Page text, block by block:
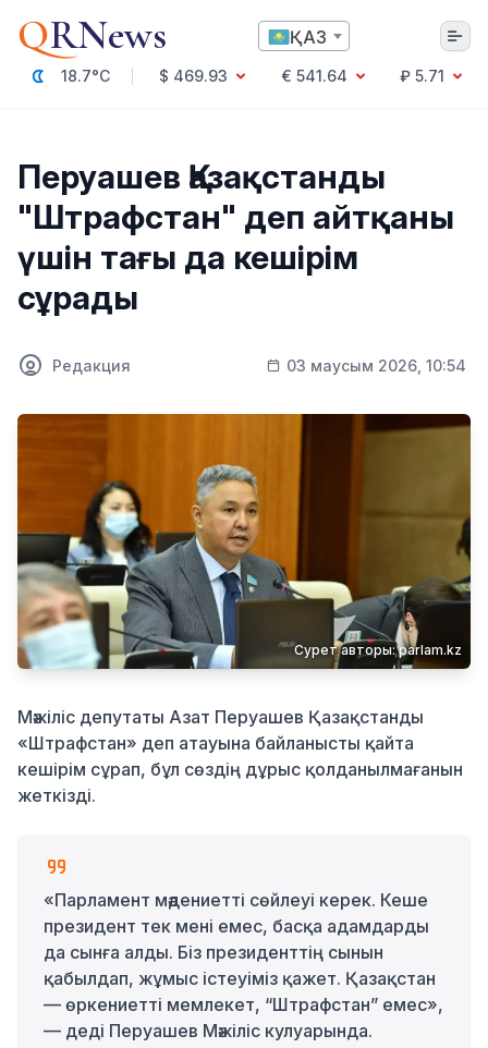
QRNews ҚАЗ
18.7°C $ 469.93 € 541.64
₽ 5.71
Мәдениет
Саясат
Технология
Экономика
Қоғам
Білім және Ғылым
Спорт
Денсаулық
Перуашев Қазақстанды
"Штрафстан" деп айтқаны
үшін тағы да кешірім
сұрады
Редакция 03 маусым 2026, 10:54
Сурет авторы: parlam.kz
Мәжіліс депутаты Азат Перуашев Қазақстанды
«Штрафстан» деп атауына байланысты қайта
кешірім сұрап, бұл сөздің дұрыс қолданылмағанын
жеткізді.
«Парламент мәдениетті сөйлеуі керек. Кеше
президент тек мені емес, басқа адамдарды
да сынға алды. Біз президенттің сынын
қабылдап, жұмыс істеуіміз қажет. Қазақстан
— өркениетті мемлекет, “Штрафстан” емес»,
— деді Перуашев Мәжіліс кулуарында.